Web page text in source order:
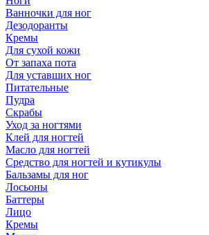
Ванночки для ног
Дезодоранты
Кремы
Для сухой кожи
От запаха пота
Для уставших ног
Питательные
Пудра
Скрабы
Уход за ногтями
Клей для ногтей
Масло для ногтей
Средство для ногтей и кутикулы
Бальзамы для ног
Лосьоны
Баттеры
Лицо
Кремы